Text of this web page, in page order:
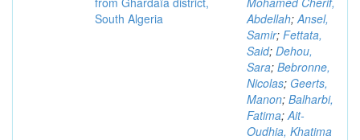
South Algeria
Abdellah;Ansel,
Samir; Fettata,
Said; Dehou,
Sara; Bebronne,
Nicolas; Geerts,
Manon; Balharbi,
Fatima;Ait-
Oudhia, Khatima